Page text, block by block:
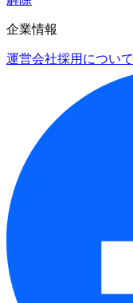
企業情報
運営会社採用について